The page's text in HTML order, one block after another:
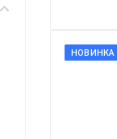
НОВИНКА